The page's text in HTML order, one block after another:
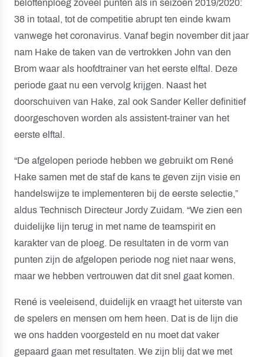
beloftenploeg zoveel punten als in seizoen 2019/2020:
38 in totaal, tot de competitie abrupt ten einde kwam
vanwege het coronavirus. Vanaf begin november dit jaar
nam Hake de taken van de vertrokken John van den
Brom waar als hoofdtrainer van het eerste elftal. Deze
periode gaat nu een vervolg krijgen. Naast het
doorschuiven van Hake, zal ook Sander Keller definitief
doorgeschoven worden als assistent-trainer van het
eerste elftal.
“De afgelopen periode hebben we gebruikt om René
Hake samen met de staf de kans te geven zijn visie en
handelswijze te implementeren bij de eerste selectie,”
aldus Technisch Directeur Jordy Zuidam. “We zien een
duidelijke lijn terug in met name de teamspirit en
karakter van de ploeg. De resultaten in de vorm van
punten zijn de afgelopen periode nog niet naar wens,
maar we hebben vertrouwen dat dit snel gaat komen.
René is veeleisend, duidelijk en vraagt het uiterste van
de spelers en mensen om hem heen. Dat is de lijn die
we ons hadden voorgesteld en nu moet dat vaker
gepaard gaan met resultaten. We zijn blij dat we met